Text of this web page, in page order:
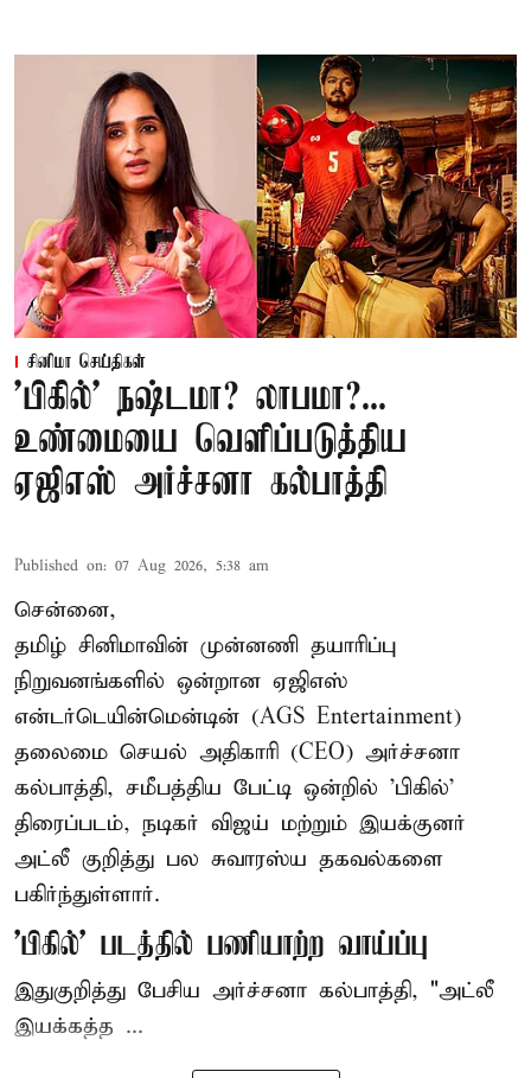
சினிமா செய்திகள்
'பிகில்' நஷ்டமா? லாபமா?...
உண்மையை வெளிப்படுத்திய
ஏஜிஎஸ் அர்ச்சனா கல்பாத்தி
Published on: 07 Aug 2026, 5:38 am
சென்னை,
தமிழ் சினிமாவின் முன்னணி தயாரிப்பு
நிறுவனங்களில் ஒன்றான ஏஜிஎஸ்
என்டர்டெயின்மென்டின் (AGS Entertainment)
தலைமை செயல் அதிகாரி (CEO) அர்ச்சனா
கல்பாத்தி, சமீபத்திய பேட்டி ஒன்றில் 'பிகில்'
திரைப்படம், நடிகர் விஜய் மற்றும் இயக்குனர்
அட்லீ குறித்து பல சுவாரஸ்ய தகவல்களை
பகிர்ந்துள்ளார்.
'பிகில்' படத்தில் பணியாற்ற வாய்ப்பு
இதுகுறித்து பேசிய அர்ச்சனா கல்பாத்தி, "அட்லீ
இயக்கத்த ...